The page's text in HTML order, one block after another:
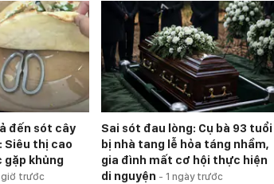
đến sót cây
Siêu thị cao
gặp khủng
giờ trước
Sai sót đau lòng: Cụ bà 93 tuổi
bị nhà tang lễ hỏa táng nhầm,
gia đình mất cơ hội thực hiện
di nguyện - 1 ngày trước